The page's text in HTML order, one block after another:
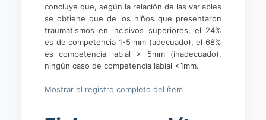
concluye que, según la relación de las variables
se obtiene que de los niños que presentaron
traumatismos en incisivos superiores, el 24%
es de competencia 1-5 mm (adecuado), el 68%
es competencia labial > 5mm (inadecuado),
ningún caso de competencia labial <1mm.
Mostrar el registro completo del ítem